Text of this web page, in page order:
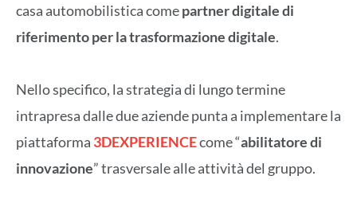
casa automobilistica comepartner digitale di
riferimento per la trasformazione digitale.
Nello specifico, la strategia di lungo termine
intrapresa dalle due aziende punta a implementare la
piattaforma 3DEXPERIENCEcome “abilitatore di
innovazione” trasversale alle attività del gruppo.